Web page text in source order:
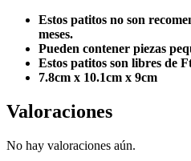
Estos patitos no son
meses.
Pueden contener piezas
Estos patitos son libres de
7.8cm x 10.1cm x 9cm
Valoraciones
No hay valoraciones aún.